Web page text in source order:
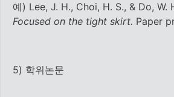
예) Lee, J. H., Choi, H. S., & Do,
Focused on the tight skirt. Paper
5) 학위논문